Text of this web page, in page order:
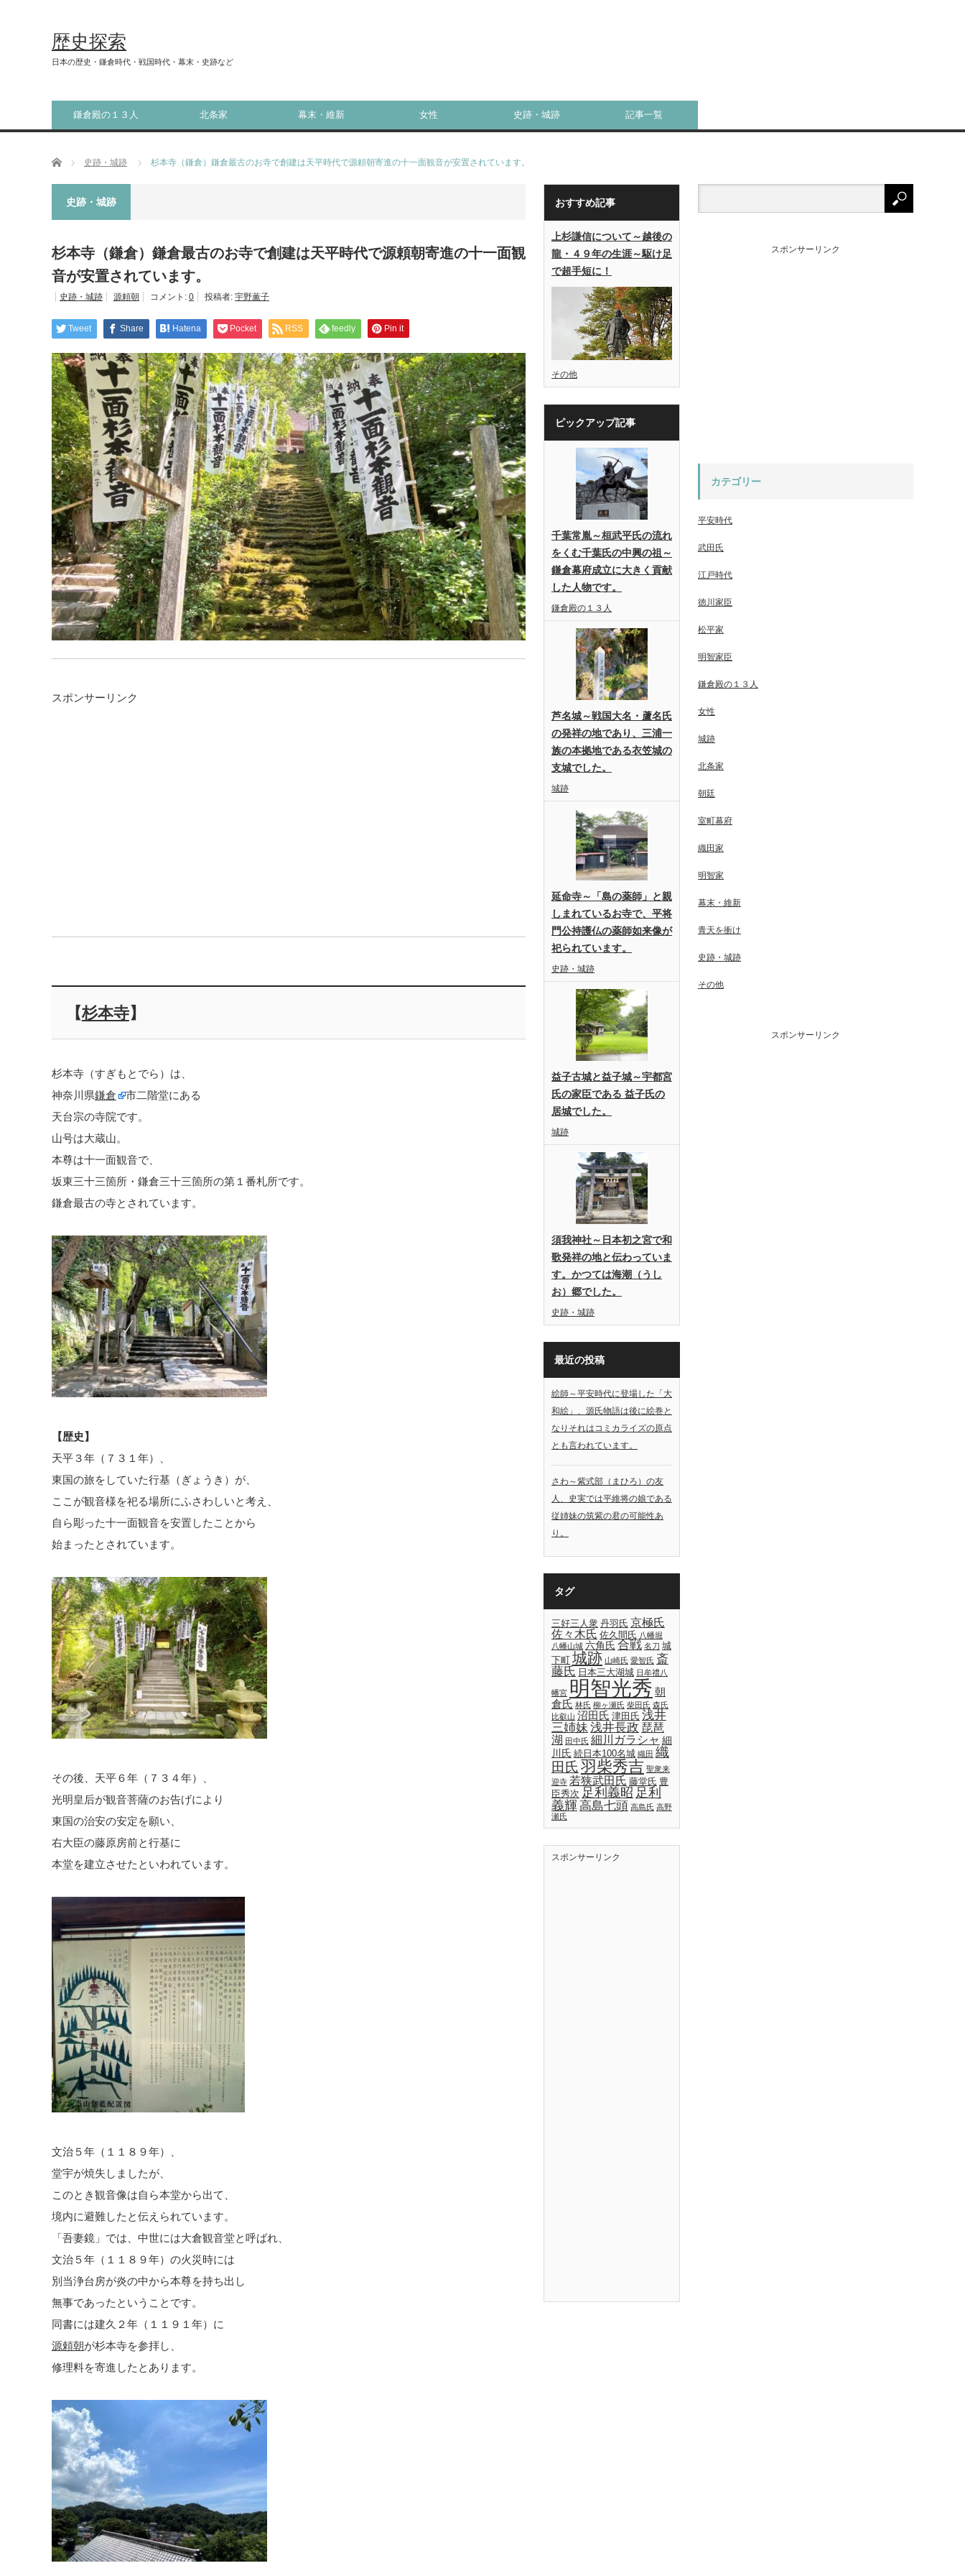
歴史探索
日本の歴史・鎌倉時代・戦国時代・幕末・史跡など
鎌倉殿の１３人 北条家 幕末・維新 女性 史跡・城跡 記事一覧
ホーム 史跡・城跡 杉本寺（鎌倉）鎌倉最古のお寺で創建は天平時代で源頼朝寄進の十一面観音が安置されています。
史跡・城跡
杉本寺（鎌倉）鎌倉最古のお寺で創建は天平時代で源頼朝寄進の十一面観
音が安置されています。
史跡・城跡 源頼朝 コメント: 0 投稿者: 宇野薫子
Tweet Share Hatena Pocket RSS feedly Pin it
スポンサーリンク
【杉本寺】
杉本寺（すぎもとでら）は、
神奈川県鎌倉
市二階堂にある
天台宗の寺院です。
山号は大蔵山。
本尊は十一面観音で、
坂東三十三箇所・鎌倉三十三箇所の第１番札所です。
鎌倉最古の寺とされています。
【歴史】
天平３年（７３１年）、
東国の旅をしていた行基（ぎょうき）が、
ここが観音様を祀る場所にふさわしいと考え、
自ら彫った十一面観音を安置したことから
始まったとされています。
その後、天平６年（７３４年）、
光明皇后が観音菩薩のお告げにより
東国の治安の安定を願い、
右大臣の藤原房前と行基に
本堂を建立させたといわれています。
文治５年（１１８９年）、
堂宇が焼失しましたが、
このとき観音像は自ら本堂から出て、
境内に避難したと伝えられています。
「吾妻鏡」では、中世には大倉観音堂と呼ばれ、
文治５年（１１８９年）の火災時には
別当浄台房が炎の中から本尊を持ち出し
無事であったということです。
同書には建久２年（１１９１年）に
源頼朝が杉本寺を参拝し、
修理料を寄進したとあります。
おすすめ記事
上杉謙信について～越後の
龍・４９年の生涯～駆け足
で超手短に！
その他
ピックアップ記事
千葉常胤～桓武平氏の流れ
をくむ千葉氏の中興の祖～
鎌倉幕府成立に大きく貢献
した人物です。
鎌倉殿の１３人
芦名城～戦国大名・蘆名氏
の発祥の地であり、三浦一
族の本拠地である衣笠城の
支城でした。
城跡
延命寺～「島の薬師」と親
しまれているお寺で、平将
門公持護仏の薬師如来像が
祀られています。
史跡・城跡
益子古城と益子城～宇都宮
氏の家臣である 益子氏の
居城でした。
城跡
須我神社～日本初之宮で和
歌発祥の地と伝わっていま
す。かつては海潮（うし
お）郷でした。
史跡・城跡
最近の投稿
絵師～平安時代に登場した「大
和絵」、源氏物語は後に絵巻と
なりそれはコミカライズの原点
とも言われています。
さわ～紫式部（まひろ）の友
人、史実では平維将の娘である
従姉妹の筑紫の君の可能性あ
り。
タグ
三好三人衆 丹羽氏 京極氏
佐々木氏 佐久間氏 八幡堀
八幡山城 六角氏 合戦 名刀 城
下町 城跡 山崎氏 愛智氏 斎
藤氏 日本三大湖城 日牟禮八
幡宮 明智光秀 朝
倉氏 林氏 柳ヶ瀬氏 柴田氏 森氏
比叡山 沼田氏 津田氏 浅井
三姉妹 浅井長政 琵琶
湖 田中氏 細川ガラシャ 細
川氏 続日本100名城 織田 織
田氏 羽柴秀吉 聖衆来
迎寺 若狭武田氏 藤堂氏 豊
臣秀次 足利義昭 足利
義輝高島七頭 高島氏 高野
瀬氏
スポンサーリンク
スポンサーリンク
カテゴリー
平安時代
武田氏
江戸時代
徳川家臣
松平家
明智家臣
鎌倉殿の１３人
女性
城跡
北条家
朝廷
室町幕府
織田家
明智家
幕末・維新
青天を衝け
史跡・城跡
その他
スポンサーリンク